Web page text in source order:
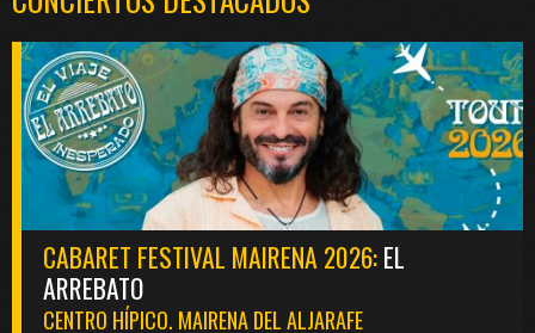
CABARET FESTIVAL MAIRENA 2026:EL
ARREBATO
CENTRO HÍPICO. MAIRENA DEL ALJARAFE